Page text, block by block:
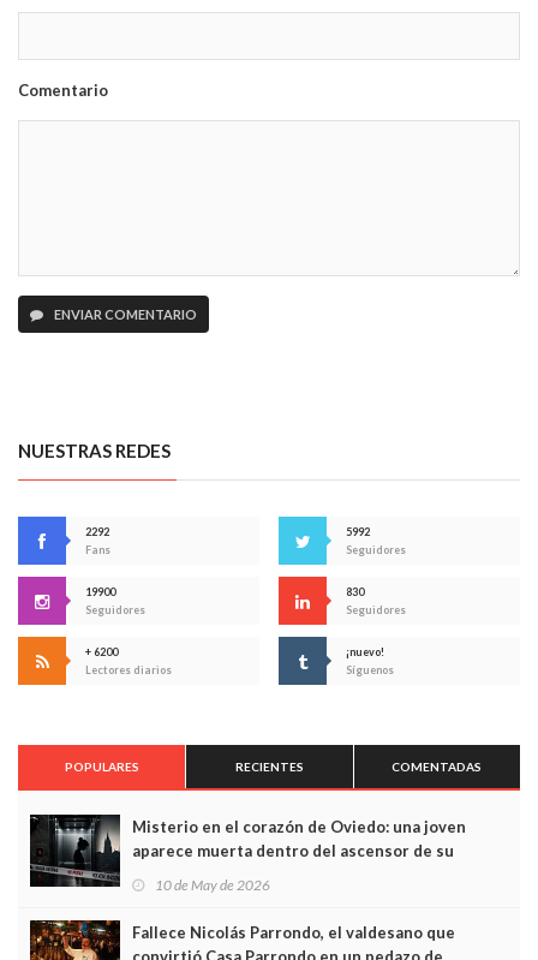
Comentario
ENVIAR COMENTARIO
NUESTRAS REDES
2292
Fans
5992
Seguidores
19900
Seguidores
830
Seguidores
+ 6200
Lectores diarios
¡nuevo!
Síguenos
POPULARES RECIENTES COMENTADAS
Misterio en el corazón de Oviedo: una joven
aparece muerta dentro del ascensor de su
edificio y las cámaras captan sus últimos minutos
10 de May de 2026
Fallece Nicolás Parrondo, el valdesano que